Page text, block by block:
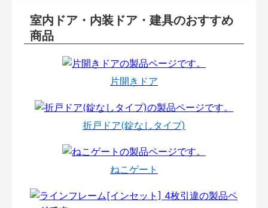
室内ドア・内装ドア・建具のおすすめ
商品
片開きドア
折戸ドア(錠なしタイプ)
ねこゲート